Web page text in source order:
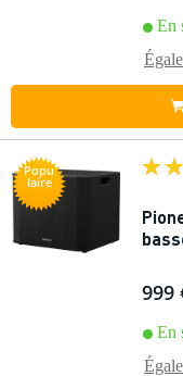
En
Popu
laire
999
En